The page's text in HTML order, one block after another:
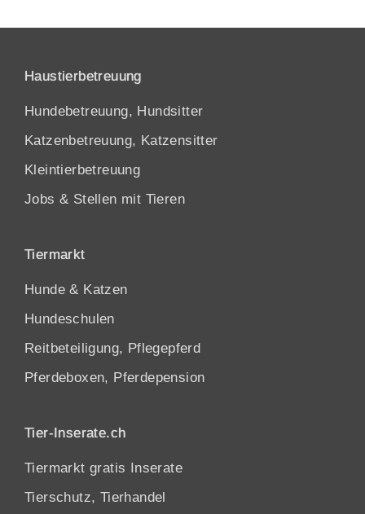
Haustierbetreuung
Hundebetreuung, Hundsitter
Katzenbetreuung, Katzensitter
Kleintierbetreuung
Jobs & Stellen mit Tieren
Tiermarkt
Hunde & Katzen
Hundeschulen
Reitbeteiligung, Pflegepferd
Pferdeboxen, Pferdepension
Tier-Inserate.ch
Tiermarkt gratis Inserate
Tierschutz, Tierhandel